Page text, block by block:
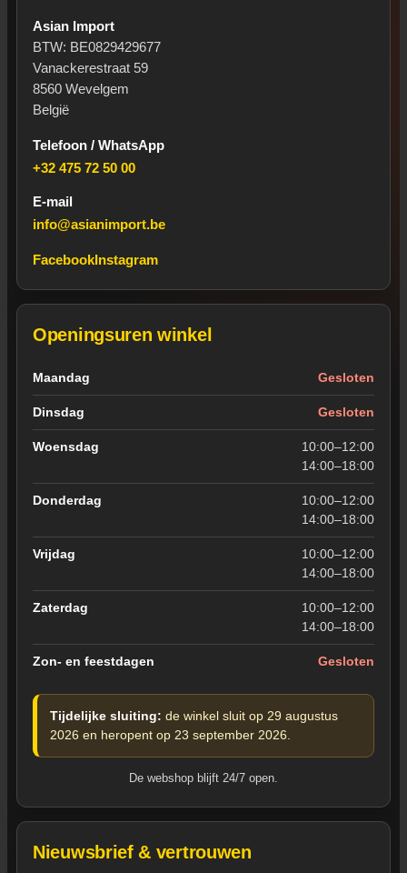
Asian Import
BTW: BE0829429677
Vanackerestraat 59
8560 Wevelgem
België
Telefoon / WhatsApp
+32 475 72 50 00
E-mail
info@asianimport.be
FacebookInstagram
Openingsuren winkel
Openingsuren van de winkel in Wevelgem
Maandag Gesloten
Dinsdag Gesloten
Woensdag
10:00–12:00
14:00–18:00
Donderdag
10:00–12:00
14:00–18:00
Vrijdag
10:00–12:00
14:00–18:00
Zaterdag
10:00–12:00
14:00–18:00
Zon- en feestdagen Gesloten
Tijdelijke sluiting: de winkel sluit op 29 augustus
2026 en heropent op 23 september 2026.
De webshop blijft 24/7 open.
Nieuwsbrief & vertrouwen